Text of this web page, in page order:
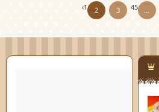
‹1 2 3 45 …